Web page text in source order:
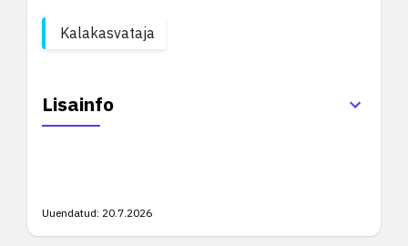
Kalakasvataja
Lisainfo
Uuendatud: 20.7.2026